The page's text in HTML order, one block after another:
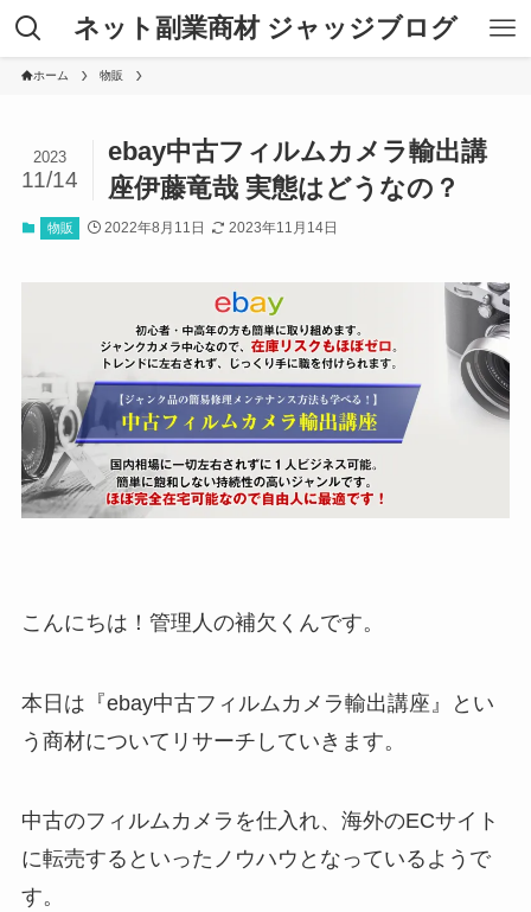
ネット副業商材 ジャッジブログ
ホーム 物販
ebay中古フィルムカメラ輸出講
座伊藤竜哉 実態はどうなの？
2023
11/14
物販 2022年8月11日 2023年11月14日
こんにちは！管理人の補欠くんです。
本日は『ebay中古フィルムカメラ輸出講座』とい
う商材についてリサーチしていきます。
中古のフィルムカメラを仕入れ、海外のECサイト
に転売するといったノウハウとなっているようで
す。